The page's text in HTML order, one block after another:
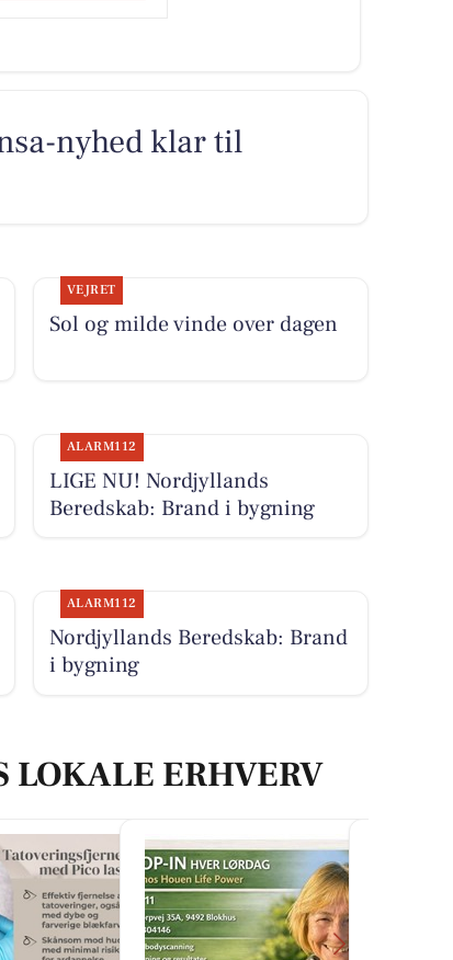
nyhed klar til
VEJRET
Sol og milde vinde over dagen
ALARM112
LIGE NU! Nordjyllands
Beredskab: Brand i bygning
ALARM112
Nordjyllands Beredskab: Brand
i bygning
LOKALE ERHVERV